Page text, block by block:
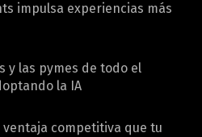
impulsa experiencias más
y las pymes de todo el
la IA
ventaja competitiva que tu